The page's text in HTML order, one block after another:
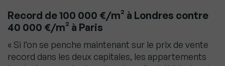
Record de 100 000 €/m² à Londres contre
40 000 €/m² à Paris
« Si l’on se penche maintenant sur le prix de vente
record dans les deux capitales, les appartements